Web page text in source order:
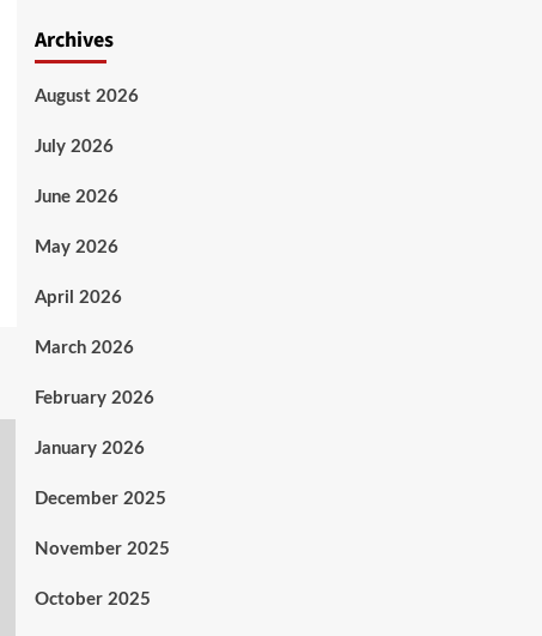
Archives
August 2026
July 2026
June 2026
May 2026
April 2026
March 2026
February 2026
January 2026
December 2025
November 2025
October 2025